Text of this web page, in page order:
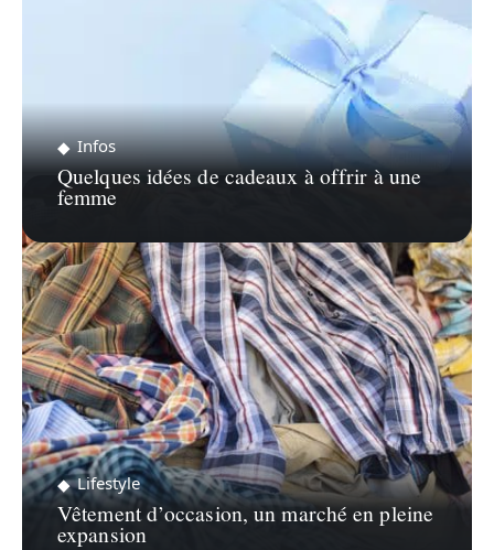
Infos
Quelques idées de cadeaux à offrir à une
femme
Lifestyle
Vêtement d’occasion, un marché en pleine
expansion